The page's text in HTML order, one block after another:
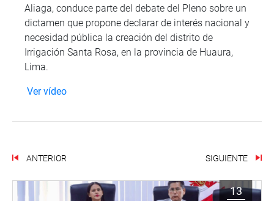
Aliaga, conduce parte del debate del Pleno sobre un
dictamen que propone declarar de interés nacional y
necesidad pública la creación del distrito de
Irrigación Santa Rosa, en la provincia de Huaura,
Lima.
Ver vídeo
ANTERIOR SIGUIENTE
13